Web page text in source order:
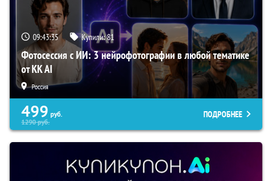
09:43:34 Купили:81
Фотосессия с ИИ: 3 нейрофотографии в любой тематике
от KK AI
Россия
499 руб.
1290руб.
ПОДРОБНЕЕ